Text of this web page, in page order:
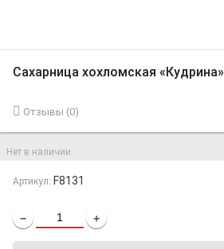
Сахарница хохломская «Кудрина»
Отзывы (0)
Нет в наличии
Артикул: F8131
− +